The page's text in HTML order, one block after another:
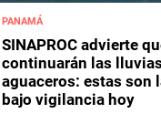
PANAMÁ
SINAPROC advierte
continuarán las
aguaceros: estas son
bajo vigilancia hoy